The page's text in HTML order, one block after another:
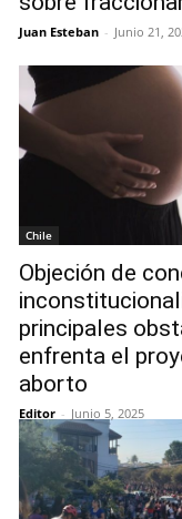
Juan Esteban - Junio 21,
Chile
Objeción de
principales
enfrenta el
aborto
Editor - Junio 5, 2025